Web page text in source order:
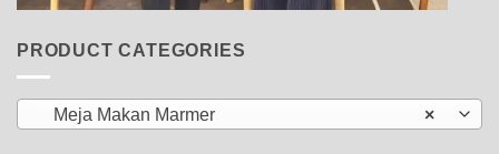
PRODUCT CATEGORIES
×
Meja Makan Marmer